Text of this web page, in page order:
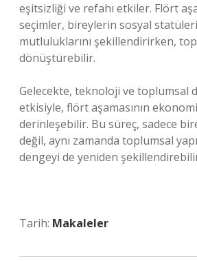
eşitsizliği ve refahı etkiler. Flört
seçimler, bireylerin sosyal
mutluluklarını şekillendirirken,
dönüştürebilir.
Gelecekte, teknoloji ve toplumsal
etkisiyle, flört aşamasının
derinleşebilir. Bu süreç, sadece
değil, aynı zamanda toplumsal
dengeyi de yeniden
Tarih: Makaleler